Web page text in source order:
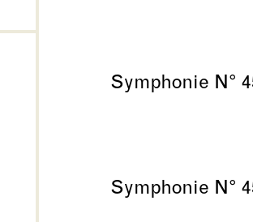
Symphonie N°
Symphonie N°